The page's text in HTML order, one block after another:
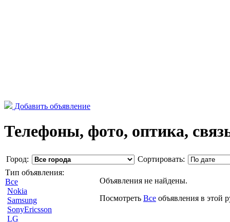
Добавить объявление
Телефоны, фото, оптика,
Город:
Сортировать:
Тип объявления:
Все
Nokia
Samsung
SonyEricsson
LG
Объявления не найдены.
Посмотреть Все объявления в этой